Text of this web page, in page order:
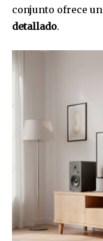
conjunto ofrece un
detallado.